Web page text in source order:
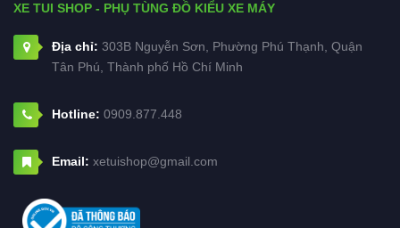
XE TUI SHOP - PHỤ TÙNG ĐỒ KIỂU XE MÁY
Địa chỉ: 303B Nguyễn Sơn, Phường Phú Thạnh, Quận
Tân Phú, Thành phố Hồ Chí Minh
Hotline: 0909.877.448
Email: xetuishop@gmail.com